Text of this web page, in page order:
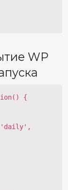
WP
{